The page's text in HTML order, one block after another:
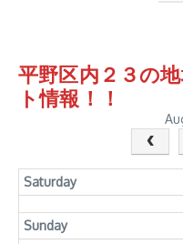
平野区内２３の
ト情報！！
Saturday
Sunday